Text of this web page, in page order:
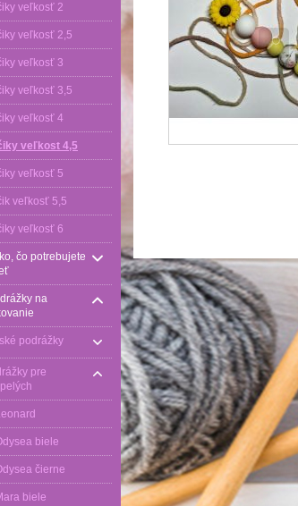
veľkosť 2
veľkosť 2,5
veľkosť 3
veľkosť 3,5
veľkosť 4
veľkost 4,5
veľkosť 5
veľkosť 5,5
veľkosť 6
čo potrebujete
na
podrážky
pre
biele
čierne
biele